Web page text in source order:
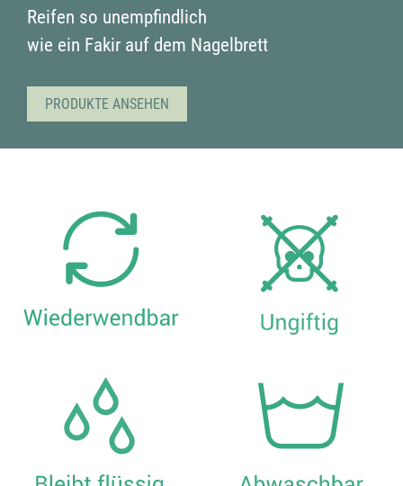
Reifen so unempfindlich
wie ein Fakir auf dem Nagelbrett
PRODUKTE ANSEHEN